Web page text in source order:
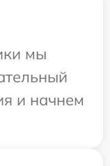
мы
и начнем